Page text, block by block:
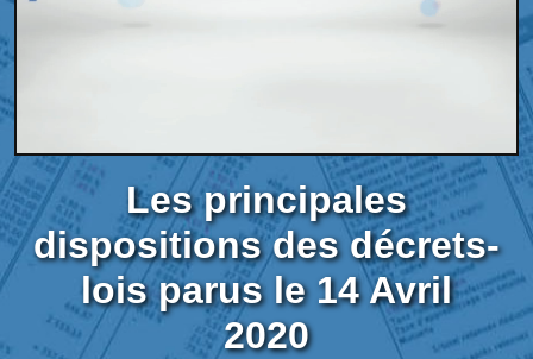
Les principales
dispositions des décrets-
lois parus le 14 Avril
2020